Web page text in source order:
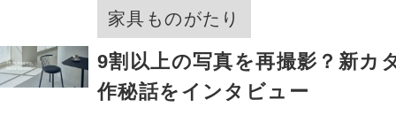
家具ものがたり
9割以上の写真を再撮影？新カ
作秘話をインタビュー